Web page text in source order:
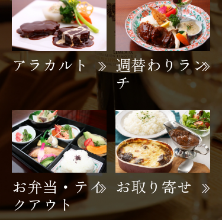
アラカルト 週替わりラン
チ
お弁当・テイ
クアウト
お取り寄せ